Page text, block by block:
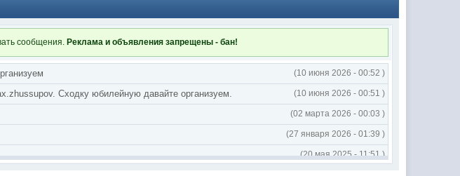
сообщения.Реклама и объявлениязапрещены - бан!
(10 июня 2026 - 00:52 )
(10 июня 2026 - 00:51 )
Сходку юбилейную давайте организуем.
(02 марта 2026 - 00:03 )
(27 января 2026 - 01:39 )
(20 мая 2025 - 11:51 )